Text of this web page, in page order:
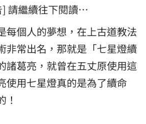
] 請繼續往下閱讀…
每個人的夢想，在上古道教法
非常出名，那就是「七星燈續
諸葛亮，就曾在五丈原使用這
使用七星燈真的是為了續命
！